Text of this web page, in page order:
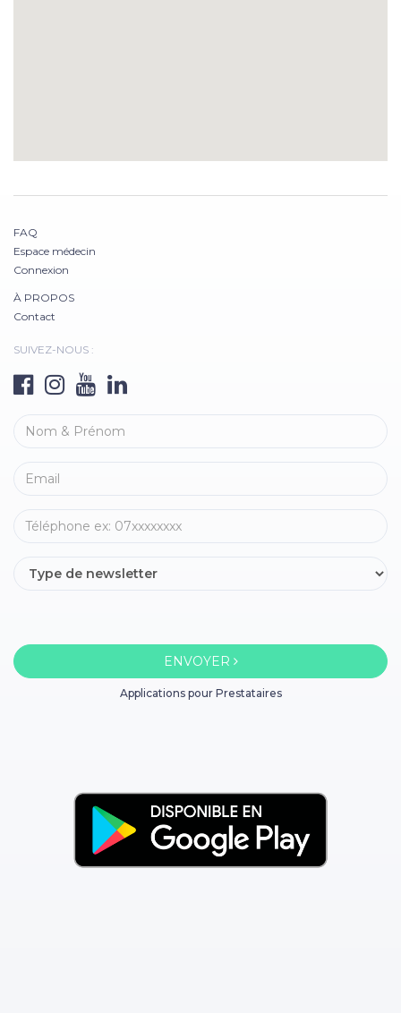
FAQ
Espace médecin
Connexion
À PROPOS
Contact
SUIVEZ-NOUS :
ENVOYER
Applications pour Prestataires